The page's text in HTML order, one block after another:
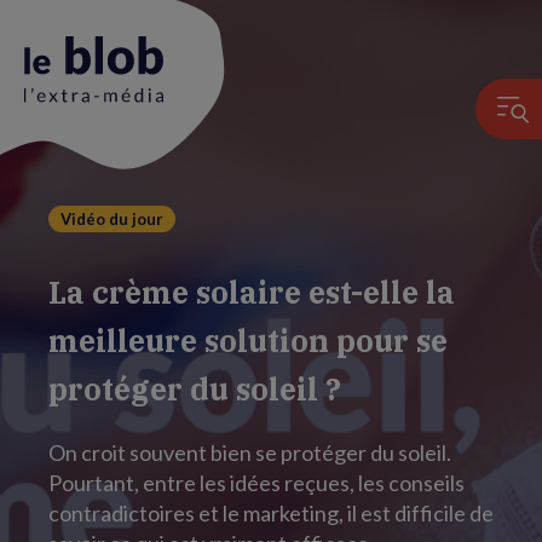
AnimationVidéo du jour
La crème solaire est-elle la
meilleure solution pour se
protéger du soleil ?
On croit souvent bien se protéger du soleil.
Pourtant, entre les idées reçues, les conseils
contradictoires et le marketing, il est difficile de